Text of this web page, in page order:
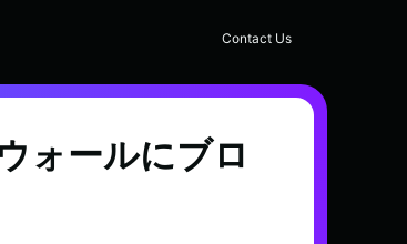
Contact Us
ォールにブロ